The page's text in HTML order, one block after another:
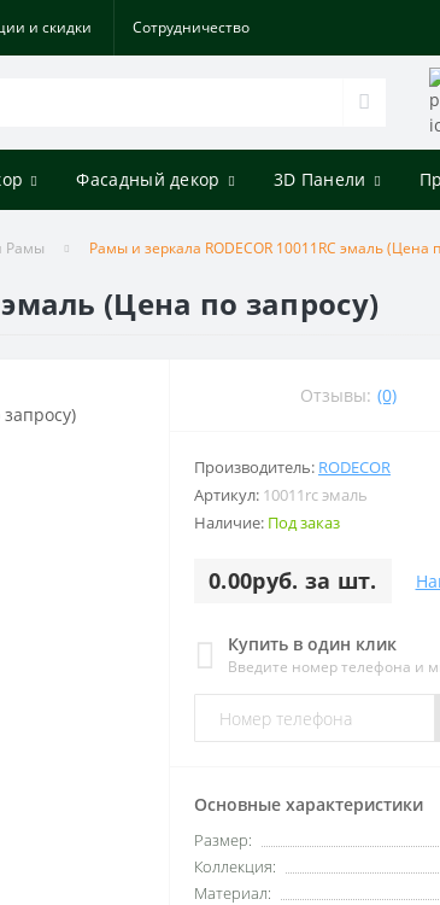
и скидки Cотрудничество
Фасадный декор 3D Панели
Рамы Рамы и зеркала RODECOR 10011RC эмаль (Цена
(Цена по запросу)
Отзывы: (0)
Производитель: RODECOR
Артикул: 10011rc эмаль
Наличие: Под заказ
0.00руб. за шт.
Купить в один клик
Введите номер телефона и
Основные характеристики
Размер:
Коллекция:
Материал: